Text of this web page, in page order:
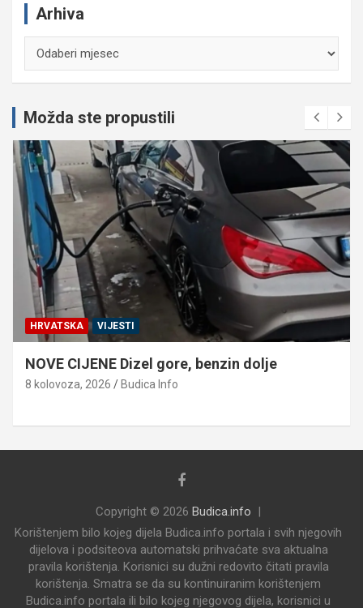
Arhiva
Možda ste propustili
HRVATSKA VIJESTI
NOVE CIJENE Dizel gore, benzin dolje
8 kolovoza, 2026 Budica Info
Copyright © 2026 Budica.info
Korištenjem bilo kojeg dijela Budica.info portala i svih njegovih
dijelova i podsiteova automatski prihvaćate sva aktualna
pravila korištenja. Korisnici su dužni redovito čitati pravila
korištenja. Smatra se da su kontinuiranim korištenjem
Budica.info portala ili bilo kojeg njegovog dijela, korisnici u